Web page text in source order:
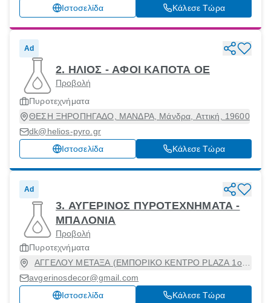
Ιστοσελίδα
Κάλεσε Τώρα
Ad
2. ΗΛΙΟΣ - ΑΦΟΙ ΚΑΠΟΤΑ ΟΕ
Προβολή
Πυροτεχνήματα
ΘΕΣΗ ΞΗΡΟΠΗΓΑΔΟ, ΜΑΝΔΡΑ, Μάνδρα, Αττική, 19600
dk@helios-pyro.gr
Ιστοσελίδα
Κάλεσε Τώρα
Ad
3. ΑΥΓΕΡΙΝΟΣ ΠΥΡΟΤΕΧΝΗΜΑΤΑ -
ΜΠΑΛOΝΙΑ
Προβολή
Πυροτεχνήματα
ΑΓΓΕΛΟΥ ΜΕΤΑΞΑ (ΕΜΠΟΡΙΚΟ ΚΕΝΤΡΟ PLAZA 1ος
ΟΡΟΦΟΣ) 39, Γλυφάδα, Αττική, 16674
avgerinosdecor@gmail.com
Ιστοσελίδα
Κάλεσε Τώρα